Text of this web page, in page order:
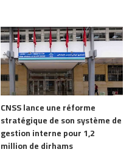
CNSS lance une réforme
stratégique de son système de
gestion interne pour 1,2
million de dirhams